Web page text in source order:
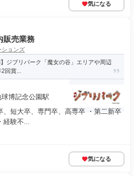
気になる
販売業務
ションズ
】ジブリパーク「魔女の谷」エリアや周辺
回賞...
博記念公園駅
、短大卒、専門卒、高専卒 ・第二新卒
験不...
気になる